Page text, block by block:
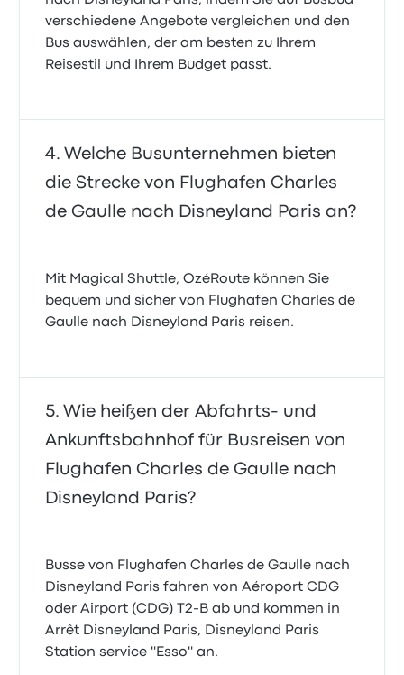
verschiedene Angebote vergleichen und den
Bus auswählen, der am besten zu Ihrem
Reisestil und Ihrem Budget passt.
Welche Busunternehmen bieten
die Strecke von Flughafen Charles
de Gaulle nach Disneyland Paris an?
Mit Magical Shuttle, OzéRoute können Sie
bequem und sicher von Flughafen Charles de
Gaulle nach Disneyland Paris reisen.
Wie heißen der Abfahrts- und
Ankunftsbahnhof für Busreisen von
Flughafen Charles de Gaulle nach
Disneyland Paris?
Busse von Flughafen Charles de Gaulle nach
Disneyland Paris fahren von Aéroport CDG
oder Airport (CDG) T2-B ab und kommen in
Arrêt Disneyland Paris, Disneyland Paris
Station service ''Esso'' an.